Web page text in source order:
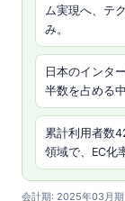
ム実現へ、テ
み。
日本のインタ
半数を占める
累計利用者数
領域で、EC化
会計期: 2025年03月期